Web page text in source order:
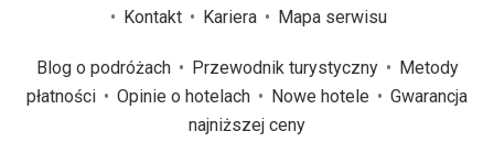
Kontakt
Kariera Mapa serwisu
Blog o podróżach Przewodnik turystyczny
Metody
płatności
Opinie o hotelach Nowe hotele
Gwarancja
najniższej ceny